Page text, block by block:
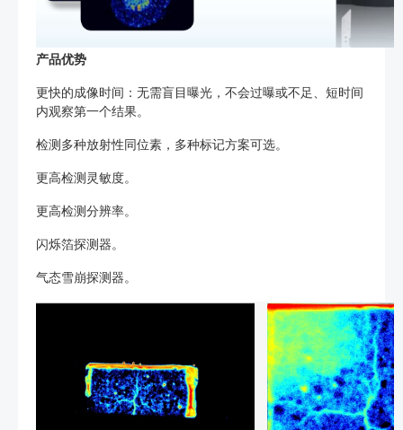
产品优势
更快的成像时间：无需盲目曝光，不会过曝或不足、短时间
内观察第一个结果。
检测多种放射性同位素，多种标记方案可选。
更高检测灵敏度。
更高检测分辨率。
闪烁箔探测器。
气态雪崩探测器。